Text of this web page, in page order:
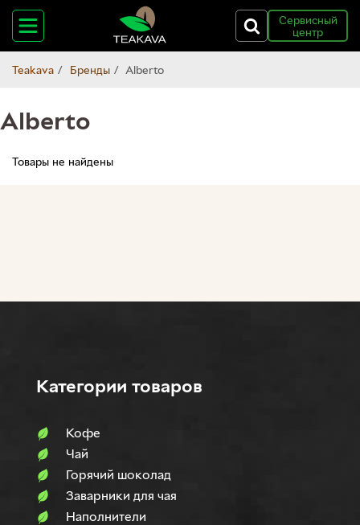
Сервисный
центр
Teakava Бренды Alberto
Alberto
Товары не найдены
Категории товаров
Кофе
Чай
Горячий шоколад
Заварники для чая
Наполнители